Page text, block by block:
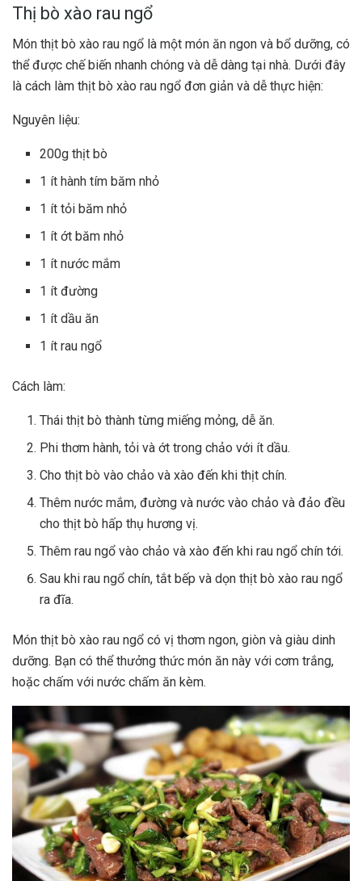
Thị bò xào rau ngổ
Món thịt bò xào rau ngổ là một món ăn ngon và bổ dưỡng, có
thể được chế biến nhanh chóng và dễ dàng tại nhà. Dưới đây
là cách làm thịt bò xào rau ngổ đơn giản và dễ thực hiện:
Nguyên liệu:
200g thịt bò
1 ít hành tím băm nhỏ
1 ít tỏi băm nhỏ
1 ít ớt băm nhỏ
1 ít nước mắm
1 ít đường
1 ít dầu ăn
1 ít rau ngổ
Cách làm:
Thái thịt bò thành từng miếng mỏng, dễ ăn.
Phi thơm hành, tỏi và ớt trong chảo với ít dầu.
Cho thịt bò vào chảo và xào đến khi thịt chín.
Thêm nước mắm, đường và nước vào chảo và đảo đều
cho thịt bò hấp thụ hương vị.
Thêm rau ngổ vào chảo và xào đến khi rau ngổ chín tới.
Sau khi rau ngổ chín, tắt bếp và dọn thịt bò xào rau ngổ
ra đĩa.
Món thịt bò xào rau ngổ có vị thơm ngon, giòn và giàu dinh
dưỡng. Bạn có thể thưởng thức món ăn này với cơm trắng,
hoặc chấm với nước chấm ăn kèm.